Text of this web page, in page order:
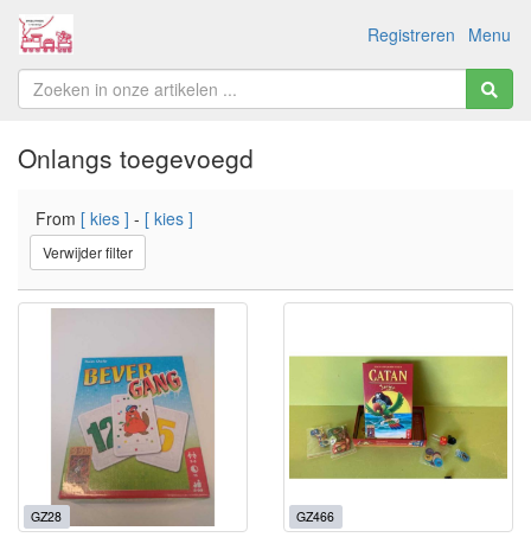
Menu
Registreren
Onlangs toegevoegd
From [ kies ] - [ kies ]
Verwijder filter
GZ28 GZ466